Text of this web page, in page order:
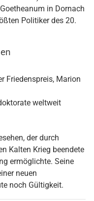
in Dornach
Politiker des 20.
Friedenspreis, Marion
weltweit
der durch
Kalten Krieg beendete
ermöglichte. Seine
neuen
noch Gültigkeit.